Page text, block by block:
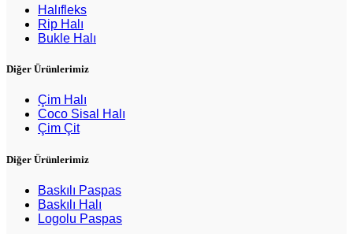
Halıfleks
Rip Halı
Bukle Halı
Diğer Ürünlerimiz
Çim Halı
Coco Sisal Halı
Çim Çit
Diğer Ürünlerimiz
Baskılı Paspas
Baskılı Halı
Logolu Paspas